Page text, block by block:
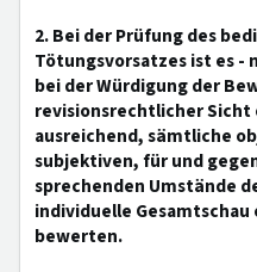
2. Bei der Prüfung des
Tötungsvorsatzes ist es -
bei der Würdigung der
revisionsrechtlicher
ausreichend, sämtliche
subjektiven, für und
sprechenden Umstände
individuelle
bewerten.